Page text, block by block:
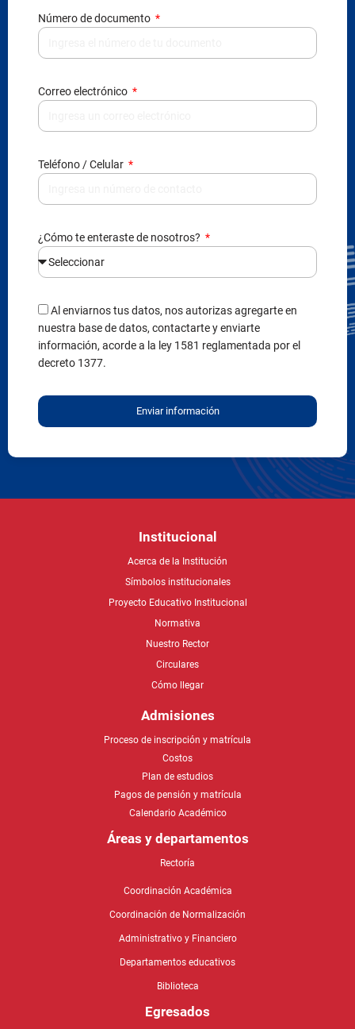
Número de documento
Correo electrónico
Teléfono / Celular
¿Cómo te enteraste de nosotros?
Al enviarnos tus datos, nos autorizas agregarte en
nuestra base de datos, contactarte y enviarte
información, acorde a la ley 1581 reglamentada por el
decreto 1377.
Enviar información
Institucional
Acerca de la Institución
Símbolos institucionales
Proyecto Educativo Institucional
Normativa
Nuestro Rector
Circulares
Cómo llegar
Admisiones
Proceso de inscripción y matrícula
Costos
Plan de estudios
Pagos de pensión y matrícula
Calendario Académico
Áreas y departamentos
Rectoría
Coordinación Académica
Coordinación de Normalización
Administrativo y Financiero
Departamentos educativos
Biblioteca
Egresados